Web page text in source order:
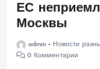
ЕС
Москвы
admin Новости
0 Комментарии